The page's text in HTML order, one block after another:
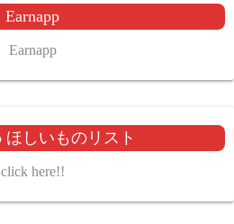
Earnapp
Earnapp
ほしいものリスト
click here!!